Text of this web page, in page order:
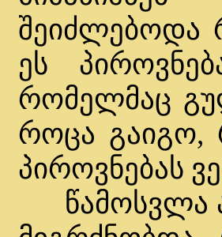
შეიძლებოდა
ეს
რომელმაც
როცა გაიგო,
პიროვნებას
წამოსვლა